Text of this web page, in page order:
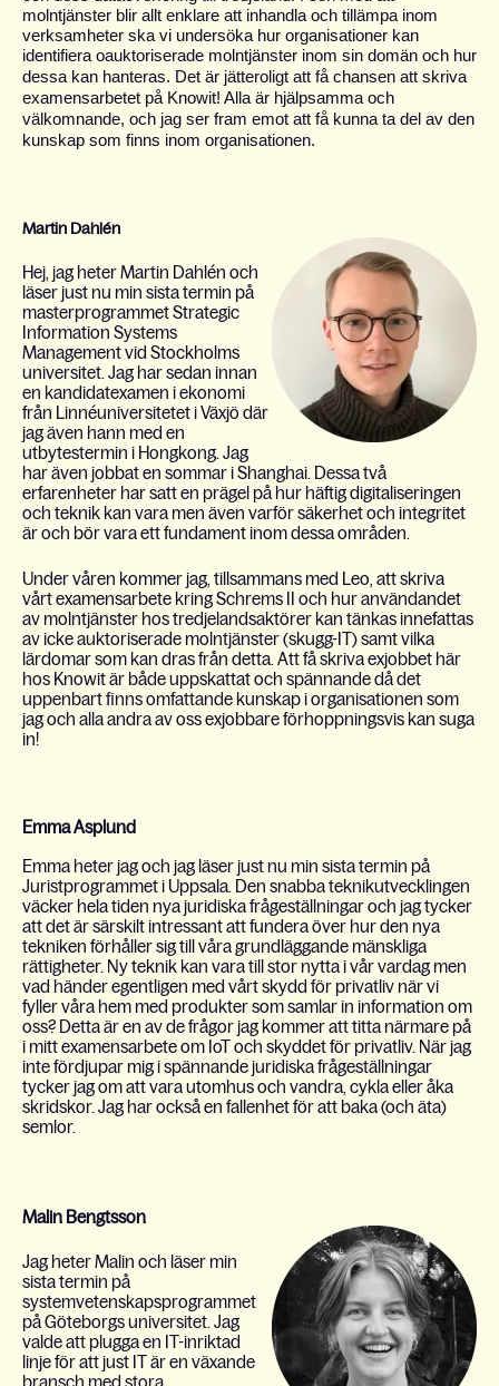
molntjänster blir allt enklare att inhandla och tillämpa inom
verksamheter ska vi undersöka hur organisationer kan
identifiera oauktoriserade molntjänster inom sin domän och hur
dessa kan hanteras. Det är jätteroligt att få chansen att skriva
examensarbetet på Knowit! Alla är hjälpsamma och
välkomnande, och jag ser fram emot att få kunna ta del av den
kunskap som finns inom organisationen.
Martin Dahlén
Hej, jag heter Martin Dahlén och
läser just nu min sista termin på
masterprogrammet Strategic
Information Systems
Management vid Stockholms
universitet. Jag har sedan innan
en kandidatexamen i ekonomi
från Linnéuniversitetet i Växjö där
jag även hann med en
utbytestermin i Hongkong. Jag
har även jobbat en sommar i Shanghai. Dessa två
erfarenheter har satt en prägel på hur häftig digitaliseringen
och teknik kan vara men även varför säkerhet och integritet
är och bör vara ett fundament inom dessa områden.
Under våren kommer jag, tillsammans med Leo, att skriva
vårt examensarbete kring Schrems II och hur användandet
av molntjänster hos tredjelandsaktörer kan tänkas innefattas
av icke auktoriserade molntjänster (skugg-IT) samt vilka
lärdomar som kan dras från detta. Att få skriva exjobbet här
hos Knowit är både uppskattat och spännande då det
uppenbart finns omfattande kunskap i organisationen som
jag och alla andra av oss exjobbare förhoppningsvis kan suga
in!
Emma Asplund
Emma heter jag och jag läser just nu min sista termin på
Juristprogrammet i Uppsala. Den snabba teknikutvecklingen
väcker hela tiden nya juridiska frågeställningar och jag tycker
att det är särskilt intressant att fundera över hur den nya
tekniken förhåller sig till våra grundläggande mänskliga
rättigheter. Ny teknik kan vara till stor nytta i vår vardag men
vad händer egentligen med vårt skydd för privatliv när vi
fyller våra hem med produkter som samlar in information om
oss? Detta är en av de frågor jag kommer att titta närmare på
i mitt examensarbete om IoT och skyddet för privatliv. När jag
inte fördjupar mig i spännande juridiska frågeställningar
tycker jag om att vara utomhus och vandra, cykla eller åka
skridskor. Jag har också en fallenhet för att baka (och äta)
semlor.
Malin Bengtsson
Jag heter Malin och läser min
sista termin på
systemvetenskapsprogrammet
på Göteborgs universitet. Jag
valde att plugga en IT-inriktad
linje för att just IT är en växande